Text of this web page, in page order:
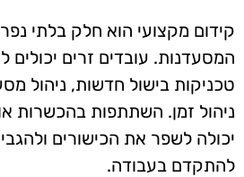
קידום מקצועי הוא חלק בלתי
המסעדנות. עובדים זרים
טכניקות בישול חדשות, ניהול
ניהול זמן. השתתפות בהכשרות
יכולה לשפר את הכישורים
להתקדם בעבודה.